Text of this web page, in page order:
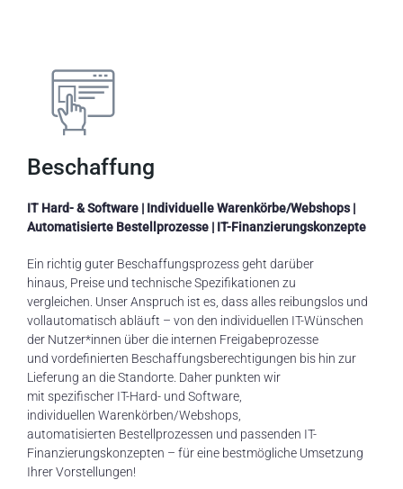
Beschaffung
IT Hard- & Software | Individuelle Warenkörbe/Webshops |
Automatisierte Bestellprozesse | IT-Finanzierungskonzepte
Ein richtig guter Beschaffungsprozessgeht darüber
hinaus, Preise und technische Spezifikationen zu
vergleichen Unser Anspruch ist es , dass alles reibungslos und
vollautomatisch abläuft – von den individuellen IT-Wünschen
der Nutzer*innen über die internen Freigabeprozesse
und vordefinierten Beschaffungsberechtigungen bis hin zur
Lieferung an die Standorte. Daher punkten wir
mit spezifischer IT-Hard- und Software,
individuellen Warenkörben/Webshops,
automatisierten Bestellprozessen und passenden IT-
Finanzierungskonzepten – für eine bestmögliche Umsetzung
IhrerVorstel lungen!